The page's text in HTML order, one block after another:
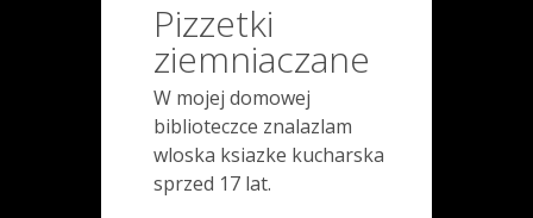
Pizzetki
ziemniaczane
W mojej domowej
biblioteczce znalazlam
wloska ksiazke kucharska
sprzed 17 lat.